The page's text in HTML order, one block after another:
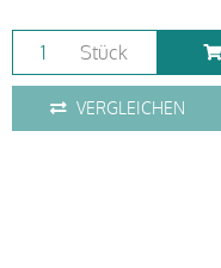
Stück
VERGLEICHEN